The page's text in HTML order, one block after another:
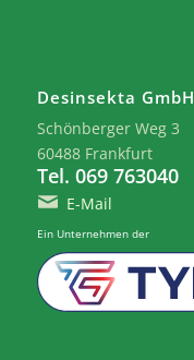
Desinsekta GmbH
Schönberger Weg 3
60488 Frankfurt
Tel. 069 763040
E-Mail
Ein Unternehmen der